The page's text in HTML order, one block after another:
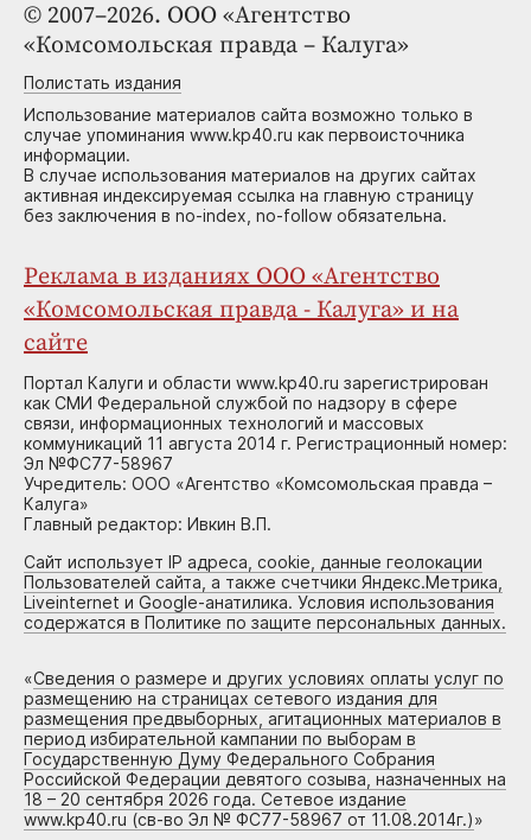
© 2007–2026. ООО «Агентство
«Комсомольская правда – Калуга»
Полистать издания
Использование материалов сайта возможно только в
случае упоминания www.kp40.ru как первоисточника
информации.
В случае использования материалов на других сайтах
активная индексируемая ссылка на главную страницу
без заключения в no-index, no-follow обязательна.
Реклама в изданиях ООО «Агентство
«Комсомольская правда - Калуга» и на
сайте
Портал Калуги и области www.kp40.ru зарегистрирован
как СМИ Федеральной службой по надзору в сфере
связи, информационных технологий и массовых
коммуникаций 11 августа 2014 г. Регистрационный номер:
Эл №ФС77-58967
Учредитель: ООО «Агентство «Комсомольская правда –
Калуга»
Главный редактор: Ивкин В.П.
Сайт использует IP адреса, cookie, данные геолокации
Пользователей сайта, а также счетчики Яндекс.Метрика,
Liveinternet и Google-анатилика. Условия использования
содержатся в Политике по защите персональных данных.
«Сведения о размере и других условиях оплаты услуг по
размещению на страницах сетевого издания для
размещения предвыборных, агитационных материалов в
период избирательной кампании по выборам в
Государственную Думу Федерального Собрания
Российской Федерации девятого созыва, назначенных на
18 – 20 сентября 2026 года. Сетевое издание
www.kp40.ru (св-во Эл № ФС77-58967 от 11.08.2014г.)»